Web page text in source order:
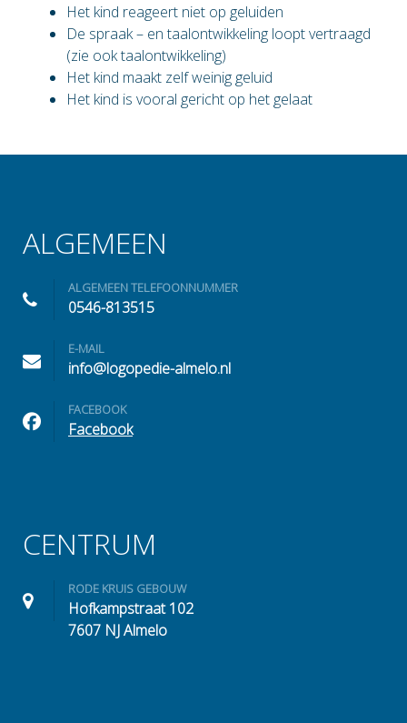
Het kind reageert niet op geluiden
De spraak – en taalontwikkeling loopt vertraagd
(zie ook taalontwikkeling)
Het kind maakt zelf weinig geluid
Het kind is vooral gericht op het gelaat
ALGEMEEN
ALGEMEEN TELEFOONNUMMER
0546-813515
E-MAIL
info@logopedie-almelo.nl
FACEBOOK
Facebook
CENTRUM
RODE KRUIS GEBOUW
Hofkampstraat 102
7607 NJ Almelo